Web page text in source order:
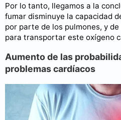
Por lo tanto, llegamos a la
fumar disminuye la capacidad
por parte de los pulmones, y
para transportar este oxígeno
Aumento de las
problemas cardíacos